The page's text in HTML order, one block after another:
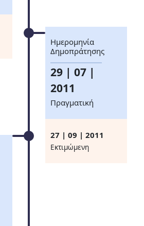
Ημερομηνία
Δημοπράτησης
29 | 07 |
2011
Πραγματική
27 | 09 | 2011
Eκτιμώμενη